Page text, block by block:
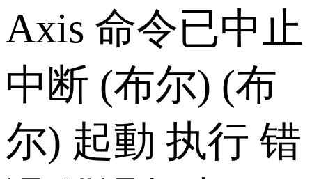
Axis 命令已中止
中断 (布尔) (布
尔) 起動 执行 错